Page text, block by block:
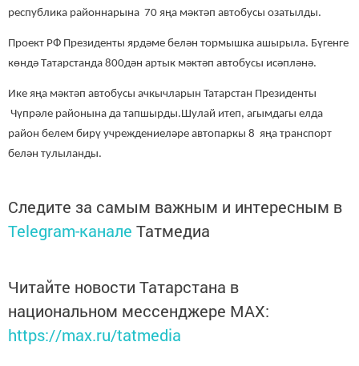
республика районнарына 70 яңа мәктәп автобусы озатылды.
Проект РФ Президенты ярдәме белән тормышка ашырыла. Бүгенге
көндә Татарстанда 800дән артык мәктәп автобусы исәпләнә.
Ике яңа мәктәп автобусы ачкычларын Татарстан Президенты
Чүпрәле районына да тапшырды.Шулай итеп, агымдагы елда
район белем бирү учреждениеләре автопаркы 8 яңа транспорт
белән тулыланды.
Следите за самым важным и интересным в
Telegram-канале Татмедиа
Читайте новости Татарстана в
национальном мессенджере MАХ:
https://max.ru/tatmedia